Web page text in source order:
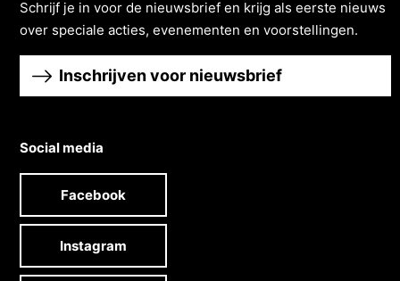
Schrĳf je in voor de nieuwsbrief en krĳg als eerste nieuws
over speciale acties, evenementen en voorstellingen.
Inschrijven voor nieuwsbrief
Social media
Facebook
Instagram